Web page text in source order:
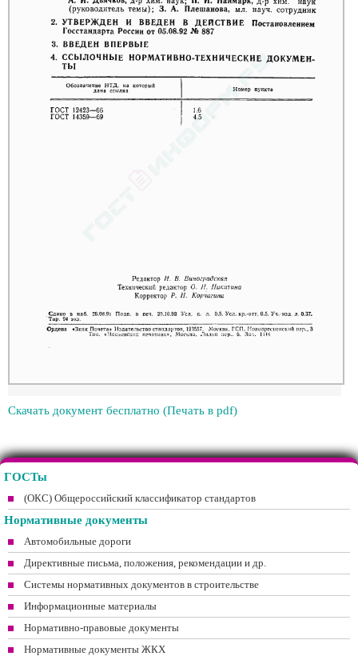
Скачать документ бесплатно (Печать в pdf)
ГОСТы
(ОКС) Общероссийский классификатор стандартов
Нормативные документы
Автомобильные дороги
Директивные письма, положения, рекомендации и др.
Системы нормативных документов в строительстве
Информационные материалы
Нормативно-правовые документы
Нормативные документы ЖКХ